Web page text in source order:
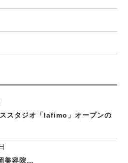
スタジオ「lafimo」オープンの
美容院…